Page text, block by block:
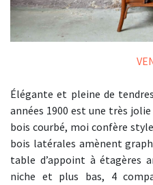
Élégante et pleine de
années 1900 est une très
bois courbé, moi confère
bois latérales amènent
table d’appoint à étagères
niche et plus bas, 4